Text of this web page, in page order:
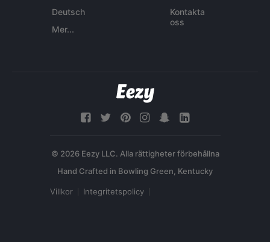
Deutsch
Mer...
Kontakta
oss
© 2026 Eezy LLC. Alla rättigheter förbehållna
Villkor Integritetspolicy